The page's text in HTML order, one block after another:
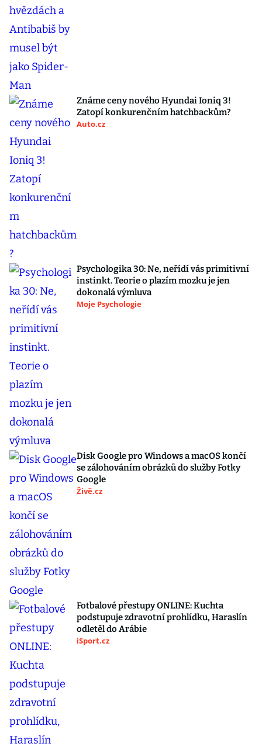
Známe ceny nového Hyundai Ioniq 3!
Zatopí konkurenčním hatchbackům?
Auto.cz
Psychologika 30: Ne, neřídí vás primitivní
instinkt. Teorie o plazím mozku je jen
dokonalá výmluva
Moje Psychologie
Disk Google pro Windows a macOS končí
se zálohováním obrázků do služby Fotky
Google
Živě.cz
Fotbalové přestupy ONLINE: Kuchta
podstupuje zdravotní prohlídku, Haraslín
odletěl do Arábie
iSport.cz